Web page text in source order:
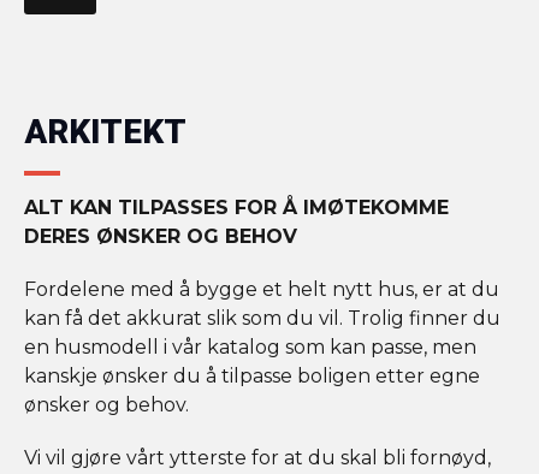
ARKITEKT
ALT KAN TILPASSES FOR Å IMØTEKOMME
DERES ØNSKER OG BEHOV
Fordelene med å bygge et helt nytt hus, er at du
kan få det akkurat slik som du vil. Trolig finner du
en husmodell i vår katalog som kan passe, men
kanskje ønsker du å tilpasse boligen etter egne
ønsker og behov.
Vi vil gjøre vårt ytterste for at du skal bli fornøyd,